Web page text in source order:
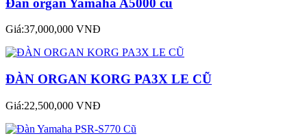
Đàn organ Yamaha A5000 cũ
Giá:37,000,000 VNĐ
ĐÀN ORGAN KORG PA3X LE CŨ
Giá:22,500,000 VNĐ